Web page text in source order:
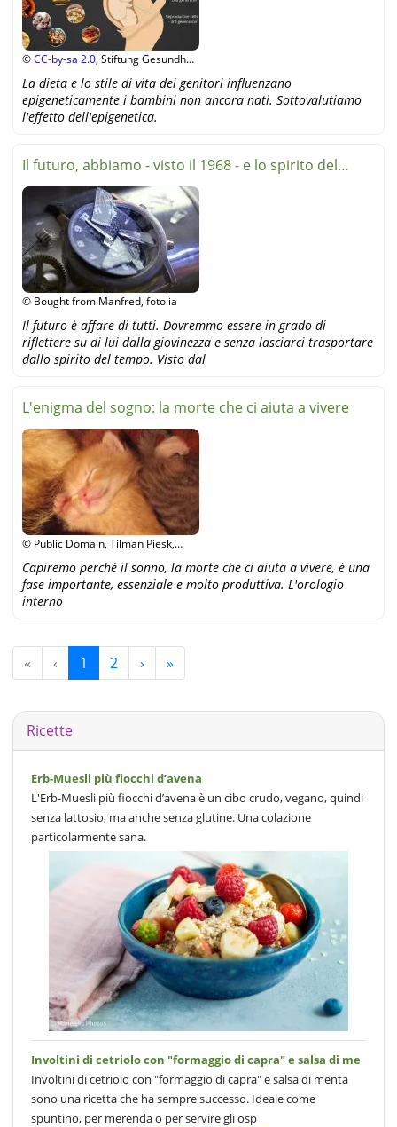
©CC-by-sa 2.0, Stiftung Gesundheit
La dieta e lo stile di vita dei genitori influenzano
epigeneticamente i bambini non ancora nati. Sottovalutiamo
l'effetto dell'epigenetica.
Il futuro, abbiamo - visto il 1968 - e lo spirito del
tempo
© Bought from Manfred, fotolia
Il futuro è affare di tutti. Dovremmo essere in grado di
riflettere su di lui dalla giovinezza e senza lasciarci trasportare
dallo spirito del tempo. Visto dal
L'enigma del sogno: la morte che ci aiuta a vivere
© Public Domain, Tilman Piesk,
Capiremo perché il sonno, la morte che ci aiuta a vivere, è una
fase importante, essenziale e molto produttiva. L'orologio
interno
« ‹ 1 2 › »
Ricette
Erb-Muesli più fiocchi d’avena
L'Erb-Muesli più fiocchi d’avena è un cibo crudo, vegano, quindi
senza lattosio, ma anche senza glutine. Una colazione
particolarmente sana.
Involtini di cetriolo con "formaggio di capra" e salsa di me
Involtini di cetriolo con "formaggio di capra" e salsa di menta
sono una ricetta che ha sempre successo. Ideale come
spuntino, per merenda o per servire gli osp